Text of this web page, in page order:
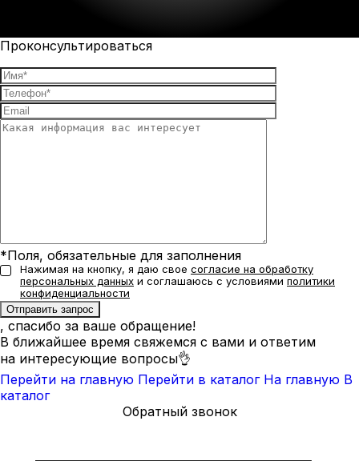
Проконсультироваться
*Поля, обязательные для заполнения
Нажимая на кнопку, я даю свое согласие на обработку
персональных данных и соглашаюсь с условиями политики
конфиденциальности
, спасибо за ваше обращение!
В ближайшее время свяжемся с вами и ответим
на интересующие вопросы👌
Перейти на главную Перейти в каталог На главную В
каталог
Обратный звонок